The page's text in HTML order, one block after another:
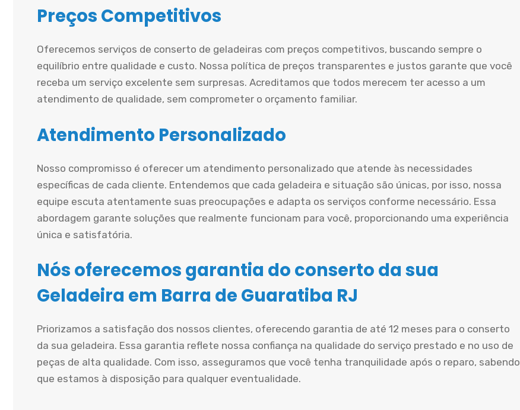
Preços Competitivos
Oferecemos serviços de conserto de geladeiras com preços competitivos, buscando sempre o
equilíbrio entre qualidade e custo. Nossa política de preços transparentes e justos garante que você
receba um serviço excelente sem surpresas. Acreditamos que todos merecem ter acesso a um
atendimento de qualidade, sem comprometer o orçamento familiar.
Atendimento Personalizado
Nosso compromisso é oferecer um atendimento personalizado que atende às necessidades
específicas de cada cliente. Entendemos que cada geladeira e situação são únicas, por isso, nossa
equipe escuta atentamente suas preocupações e adapta os serviços conforme necessário. Essa
abordagem garante soluções que realmente funcionam para você, proporcionando uma experiência
única e satisfatória.
Nós oferecemos garantia do conserto da sua
Geladeira em Barra de Guaratiba RJ
Priorizamos a satisfação dos nossos clientes, oferecendo garantia de até 12 meses para o conserto
da sua geladeira. Essa garantia reflete nossa confiança na qualidade do serviço prestado e no uso de
peças de alta qualidade. Com isso, asseguramos que você tenha tranquilidade após o reparo, sabendo
que estamos à disposição para qualquer eventualidade.